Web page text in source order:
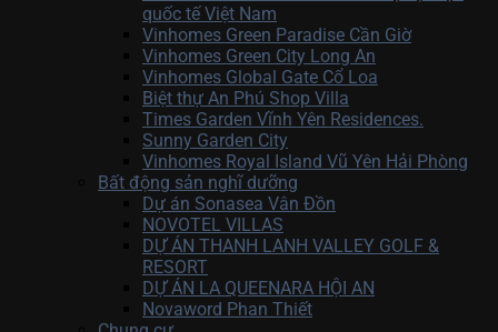
quốc tế Việt Nam
Vinhomes Green Paradise Cần Giờ
Vinhomes Green City Long An
Vinhomes Global Gate Cổ Loa
Biệt thự An Phú Shop Villa
Times Garden Vĩnh Yên Residences.
Sunny Garden City
Vinhomes Royal Island Vũ Yên Hải Phòng
Bất động sản nghĩ dưỡng
Dự án Sonasea Vân Đồn
NOVOTEL VILLAS
DỰ ÁN THANH LANH VALLEY GOLF &
RESORT
DỰ ÁN LA QUEENARA HỘI AN
Novaword Phan Thiết